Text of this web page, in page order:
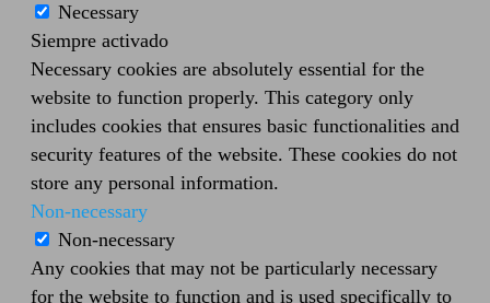
Necessary
Siempre activado
Necessary cookies are absolutely essential for the
website to function properly. This category only
includes cookies that ensures basic functionalities and
security features of the website. These cookies do not
store any personal information.
Non-necessary
Non-necessary
Any cookies that may not be particularly necessary
for the website to function and is used specifically to